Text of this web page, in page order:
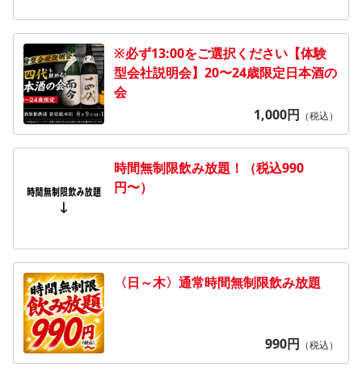
※必ず13:00をご選択ください【体験
型会社説明会】20〜24歳限定日本酒の
会
1,000円 （税込）
時間無制限飲み放題！（税込990
円〜）
〈日～木〉通常時間無制限飲み放題
990円 （税込）